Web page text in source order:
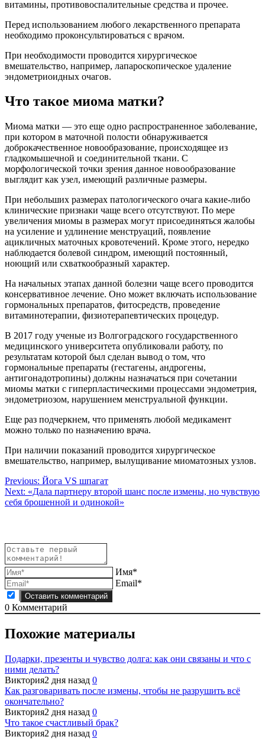
витамины, противовоспалительные средства и прочее.
Перед использованием любого лекарственного препарата
необходимо проконсультироваться с врачом.
При необходимости проводится хирургическое
вмешательство, например, лапароскопическое удаление
эндометриоидных очагов.
Что такое миома матки?
Миома матки — это еще одно распространенное заболевание,
при котором в маточной полости обнаруживается
доброкачественное новообразование, происходящее из
гладкомышечной и соединительной ткани. С
морфологической точки зрения данное новообразование
выглядит как узел, имеющий различные размеры.
При небольших размерах патологического очага какие-либо
клинические признаки чаще всего отсутствуют. По мере
увеличения миомы в размерах могут присоединяться жалобы
на усиление и удлинение менструаций, появление
ацикличных маточных кровотечений. Кроме этого, нередко
наблюдается болевой синдром, имеющий постоянный,
ноющий или схваткообразный характер.
На начальных этапах данной болезни чаще всего проводится
консервативное лечение. Оно может включать использование
гормональных препаратов, фитосредств, проведение
витаминотерапии, физиотерапевтических процедур.
В 2017 году ученые из Волгоградского государственного
медицинского университета опубликовали работу, по
результатам которой был сделан вывод о том, что
гормональные препараты (гестагены, андрогены,
антигонадотропины) должны назначаться при сочетании
миомы матки с гиперпластическими процессами эндометрия,
эндометриозом, нарушением менструальной функции.
Еще раз подчеркнем, что применять любой медикамент
можно только по назначению врача.
При наличии показаний проводится хирургическое
вмешательство, например, вылущивание миоматозных узлов.
Навигация
по
Previous: Йога VS шпагат
Next: «Дала партнеру второй шанс после измены, но чувствую
себя брошенной и одинокой»
Имя*
Email*
0 Комментарий
Похожие материалы
Подарки, презенты и чувство долга: как они связаны и что с
ними делать?
Виктория2 дня назад 0
Как разговаривать после измены, чтобы не разрушить всё
окончательно?
Виктория2 дня назад 0
Что такое счастливый брак?
Виктория2 дня назад 0